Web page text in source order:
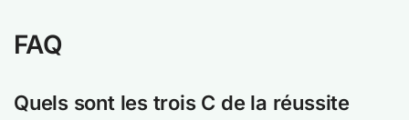
FAQ
Quels sont les trois C de la réussite